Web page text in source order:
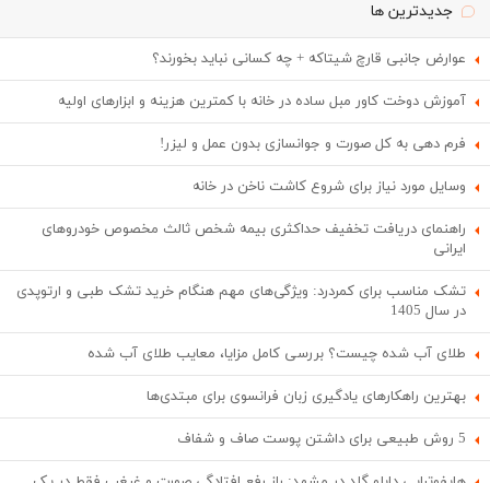
جدیدترین ها
عوارض جانبی قارچ شیتاکه + چه کسانی نباید بخورند؟
آموزش دوخت کاور مبل ساده در خانه با کمترین هزینه و ابزارهای اولیه
فرم دهی به کل صورت و جوانسازی بدون عمل و لیزر!
وسایل مورد نیاز برای شروع کاشت ناخن در خانه
راهنمای دریافت تخفیف حداکثری بیمه شخص ثالث مخصوص خودروهای
ایرانی
تشک مناسب برای کمردرد: ویژگی‌های مهم هنگام خرید تشک طبی و ارتوپدی
در سال 1405
طلای آب شده چیست؟ بررسی کامل مزایا، معایب طلای آب شده
بهترین راهکارهای یادگیری زبان فرانسوی برای مبتدی‌ها
5 روش طبیعی برای داشتن پوست صاف و شفاف